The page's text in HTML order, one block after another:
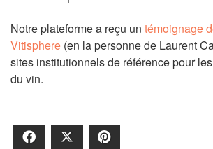
Notre plateforme a reçu un témoignage
Vitisphere (en la personne de Laurent
sites institutionnels de référence pour
du vin.
Facebook